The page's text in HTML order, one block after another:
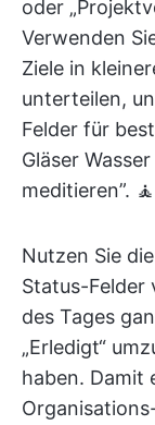
oder
Verwenden
Ziele in
unterteilen,
Felder für
Gläser
meditieren”. 🧘
Nutzen Sie
Status-Felder
des Tages
„Erledigt“
haben. Damit